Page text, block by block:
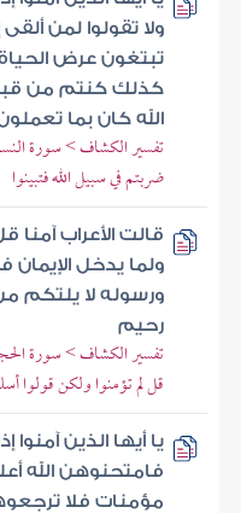
ولا تقولوا لمن
تبتغون عرض
كذلك كنتم من قبل
الله كان بما
تفسير الكشاف > سورة
ضربتم في سبيل الله فتبينوا
قالت الأعراب آمنا
ولما يدخل الإيمان
ورسوله لا يلتكم
رحيم
تفسير الكشاف > سورة
قل لم تؤمنوا ولكن قولوا
يا أيها الذين
فامتحنوهن الله
مؤمنات فلا